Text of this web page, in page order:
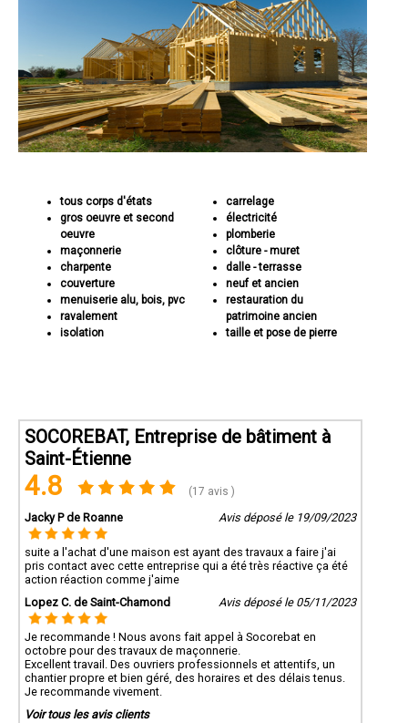
tous corps d'états
gros oeuvre et second
oeuvre
maçonnerie
charpente
couverture
menuiserie alu, bois, pvc
ravalement
isolation
carrelage
électricité
plomberie
clôture - muret
dalle - terrasse
neuf et ancien
restauration du
patrimoine ancien
taille et pose de pierre
SOCOREBAT, Entreprise de bâtiment à
Saint-Étienne
4.8 (17 avis )
Jacky P de Roanne Avis déposé le 19/09/2023
suite a l'achat d'une maison est ayant des travaux a faire j'ai
pris contact avec cette entreprise qui a été très réactive ça été
action réaction comme j'aime
Lopez C. de Saint-Chamond
Avis déposé le 05/11/2023
Je recommande ! Nous avons fait appel à Socorebat en
octobre pour des travaux de maçonnerie.
Excellent travail. Des ouvriers professionnels et attentifs, un
chantier propre et bien géré, des horaires et des délais tenus.
Je recommande vivement.
Voir tous les avis clients